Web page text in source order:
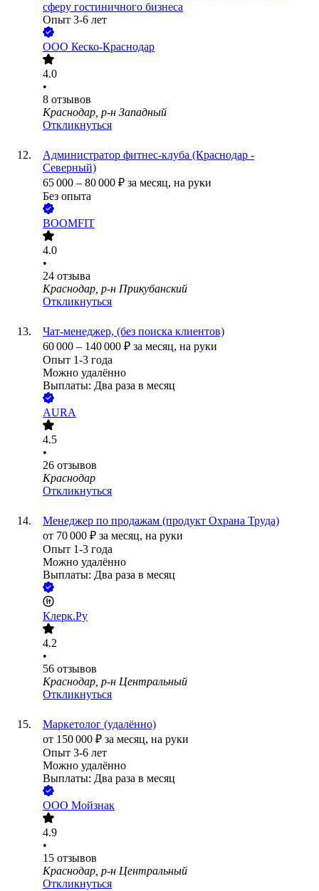
сферу гостиничного бизнеса
Опыт 3-6 лет
ООО Кеско-Краснодар
4.0
•
8 отзывов
Краснодар, р-н Западный
Откликнуться
Администратор фитнес-клуба (Краснодар -
Северный)
65 000 – 80 000 ₽ за месяц, на руки
Без опыта
BOOMFIT
4.0
•
24 отзыва
Краснодар, р-н Прикубанский
Откликнуться
Чат-менеджер, (без поиска клиентов)
60 000 – 140 000 ₽ за месяц, на руки
Опыт 1-3 года
Можно удалённо
Выплаты: Два раза в месяц
AURA
4.5
•
26 отзывов
Краснодар
Откликнуться
Менеджер по продажам (продукт Охрана Труда)
от 70 000 ₽ за месяц, на руки
Опыт 1-3 года
Можно удалённо
Выплаты: Два раза в месяц
Клерк.Ру
4.2
•
56 отзывов
Краснодар, р-н Центральный
Откликнуться
Маркетолог (удалённо)
от 150 000 ₽ за месяц, на руки
Опыт 3-6 лет
Можно удалённо
Выплаты: Два раза в месяц
ООО Мойзнак
4.9
•
15 отзывов
Краснодар, р-н Центральный
Откликнуться